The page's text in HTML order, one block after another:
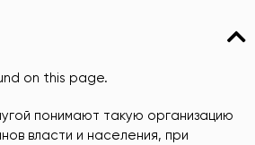
on this page.
понимают такую организацию
власти и населения, при